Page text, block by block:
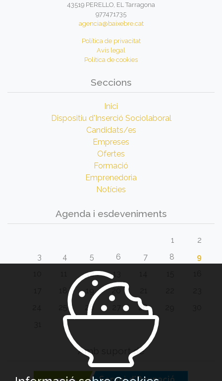
43519 PERELLO, EL Tarragona
977471735
agencia@baixebre.cat
Política de privacitat
Avís legal
Política de cookies
Seccions
Inici
Dispositiu d'Inserció Sociolaboral
Candidats/es
Empreses
Ofertes
Formació
Emprenedoria
Notícies
Agenda i esdeveniments
1
2
3
4 5 6 7 8
9
12 13
20
26 28
Amb suport de